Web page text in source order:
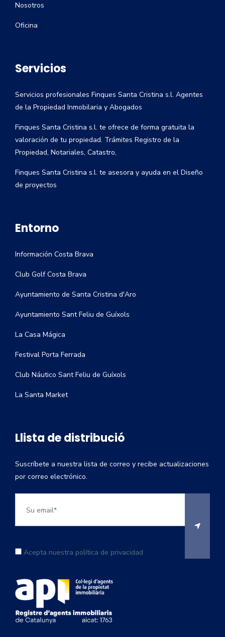
Nosotros
Oficina
Servicios
Servicios profesionales Finques Santa Cristina s.l. Agentes
de la Propiedad Inmobilaria y Abogados
Finques Santa Cristina s.l. te ofrece de forma gratuita la
valoración de tu propiedad. Trámites Registro de la
Propiedad, Notariales, Catastro,
Finques Santa Cristina s.l. te asesora y ayuda en el Diseño
de proyectos
Entorno
Información Costa Brava
Club Golf Costa Brava
Ayuntamiento de Santa Cristina d'Aro
Ayuntamiento Sant Feliu de Guíxols
La Casa Mágica
Festival Porta Ferrada
Club Náutico Sant Feliu de Guíxols
La Santa Market
Llista de distribució
Suscríbete a nuestra lista de correo y recibe actualizaciones
por correo electrónico.
Acepta nuestra política de privacidad